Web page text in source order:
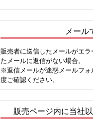
メール
販売者に送信したメールがエ
たメールに返信がない場合。
※返信メールが迷惑メールフ
度ご確認ください。
販売ページ内に当社